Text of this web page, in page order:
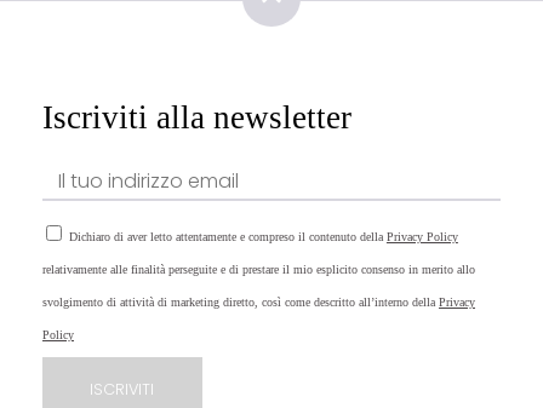
Iscriviti alla newsletter
Dichiaro di aver letto attentamente e compreso il contenuto della Privacy Policy
relativamente alle finalità perseguite e di prestare il mio esplicito consenso in merito allo
svolgimento di attività di marketing diretto, così come descritto all’interno della Privacy
Policy